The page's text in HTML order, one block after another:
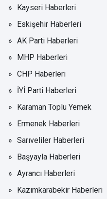
Kayseri Haberleri
Eskişehir Haberleri
AK Parti Haberleri
MHP Haberleri
CHP Haberleri
İYİ Parti Haberleri
Karaman Toplu Yemek
Ermenek Haberleri
Sarıveliler Haberleri
Başyayla Haberleri
Ayrancı Haberleri
Kazımkarabekir Haberleri